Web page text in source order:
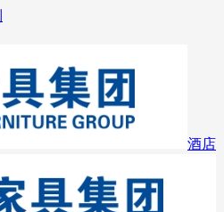
酒店